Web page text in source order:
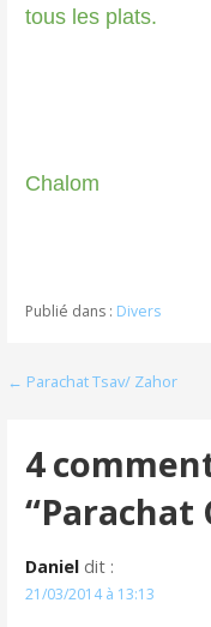
tous les plats.
Chalom
Publié dans : Divers
Navigation
l’article
← Parachat Tsav/ Zahor
4
“Parachat
Daniel dit :
21/03/2014 à 13:13